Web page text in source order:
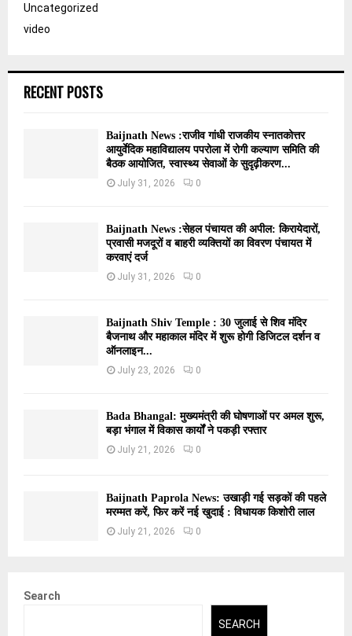
Uncategorized
video
RECENT POSTS
Baijnath News :राजीव गांधी राजकीय स्नातकोत्तर
आयुर्वेदिक महाविद्यालय पपरोला में रोगी कल्याण समिति की
बैठक आयोजित, स्वास्थ्य सेवाओं के सुदृढ़ीकरण...
July 31, 2026 0
Baijnath News :सेहल पंचायत की अपील: किरायेदारों,
प्रवासी मजदूरों व बाहरी व्यक्तियों का विवरण पंचायत में
करवाएं दर्ज
July 31, 2026 0
Baijnath Shiv Temple : 30 जुलाई से शिव मंदिर
बैजनाथ और महाकाल मंदिर में शुरू होगी डिजिटल दर्शन व
ऑनलाइन...
July 23, 2026 0
Bada Bhangal: मुख्यमंत्री की घोषणाओं पर अमल शुरू,
बड़ा भंगाल में विकास कार्यों ने पकड़ी रफ्तार
July 21, 2026 0
Baijnath Paprola News: उखाड़ी गई सड़कों की पहले
मरम्मत करें, फिर करें नई खुदाई : विधायक किशोरी लाल
July 21, 2026 0
Search
SEARCH